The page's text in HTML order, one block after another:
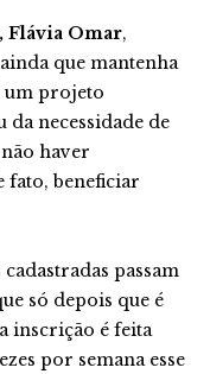
Flávia Omar,
que mantenha
um projeto
da necessidade de
haver
fato, beneficiar
passam
só depois que é
inscrição é feita
por semana esse